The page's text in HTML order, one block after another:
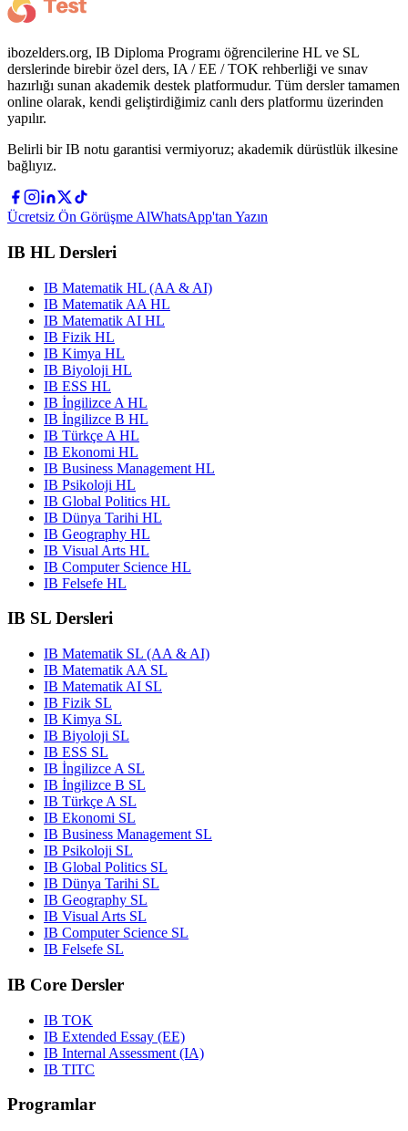
ibozelders.org, IB Diploma Programı öğrencilerine HL ve SL
derslerinde birebir özel ders, IA / EE / TOK rehberliği ve sınav
hazırlığı sunan akademik destek platformudur. Tüm dersler tamamen
online olarak, kendi geliştirdiğimiz canlı ders platformu üzerinden
yapılır.
Belirli bir IB notu garantisi vermiyoruz; akademik dürüstlük ilkesine
bağlıyız.
Ücretsiz Ön Görüşme AlWhatsApp'tan Yazın
IB HL Dersleri
IB Matematik HL (AA & AI)
IB Matematik AA HL
IB Matematik AI HL
IB Fizik HL
IB Kimya HL
IB Biyoloji HL
IB ESS HL
IB İngilizce A HL
IB İngilizce B HL
IB Türkçe A HL
IB Ekonomi HL
IB Business Management HL
IB Psikoloji HL
IB Global Politics HL
IB Dünya Tarihi HL
IB Geography HL
IB Visual Arts HL
IB Computer Science HL
IB Felsefe HL
IB SL Dersleri
IB Matematik SL (AA & AI)
IB Matematik AA SL
IB Matematik AI SL
IB Fizik SL
IB Kimya SL
IB Biyoloji SL
IB ESS SL
IB İngilizce A SL
IB İngilizce B SL
IB Türkçe A SL
IB Ekonomi SL
IB Business Management SL
IB Psikoloji SL
IB Global Politics SL
IB Dünya Tarihi SL
IB Geography SL
IB Visual Arts SL
IB Computer Science SL
IB Felsefe SL
IB Core Dersler
IB TOK
IB Extended Essay (EE)
IB Internal Assessment (IA)
IB TITC
Programlar